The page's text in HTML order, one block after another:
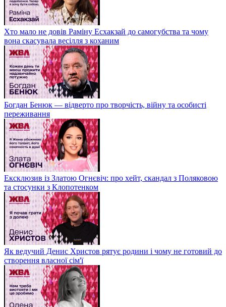
Хто мало не довів Раміну Есхакзай до самогубства та чому
вона скасувала весілля з коханим
Богдан Бенюк — відверто про творчість, війну та особисті
переживання
Ексклюзив із Златою Огнєвіч: про хейт, скандал з Поляковою
та стосунки з Клопотенком
Як ведучий Денис Христов рятує родини і чому не готовий до
створення власної сім'ї